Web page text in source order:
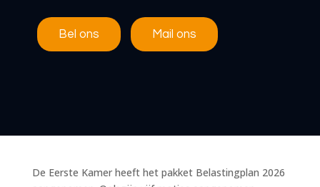
Bel ons Mail ons
De Eerste Kamer heeft het pakket Belastingplan 2026